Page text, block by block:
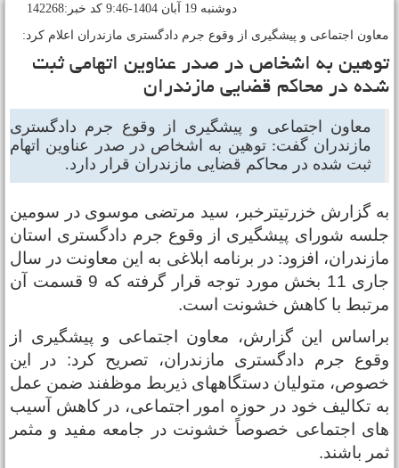
دوشنبه 19 آبان 1404-9:46 کد خبر:142268
اجتماعی و پیشگیری از وقوع جرم دادگستری مازندران اعلام کرد:
به اشخاص در صدر عناوین اتهامی ثبت
در محاکم قضایی مازندران
معاون اجتماعی و پیشگیری از وقوع جرم دادگستری
مازندران گفت: توهین به اشخاص در صدر عناوین اتهام
ثبت شده در محاکم قضایی مازندران قرار دارد.
گزارش خزرتیترخبر، سید مرتضی موسوی در سومین
شورای پیشگیری از وقوع جرم دادگستری استان
افزود: در برنامه ابلاغی به این معاونت در سال
جاری 11 بخش مورد توجه قرار گرفته که 9 قسمت آن
با کاهش خشونت است.
این گزارش، معاون اجتماعی و پیشگیری از
جرم دادگستری مازندران، تصریح کرد: در این
متولیان دستگاههای ذیربط موظفند ضمن عمل
تکالیف خود در حوزه امور اجتماعی، در کاهش آسیب
اجتماعی خصوصاً خشونت در جامعه مفید و مثمر
باشند.